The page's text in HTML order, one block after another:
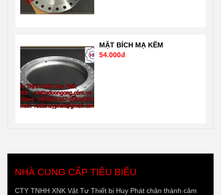
MẶT BÍCH MẠ KẼM
54.000đ
NHÀ CUNG CẤP TIÊU BIỂU
CTY TNHH XNK Vật Tư Thiết bị Huy Phát chân thành cảm